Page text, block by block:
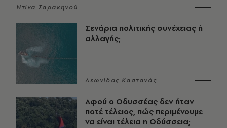
Ντίνα Σαρακηνού
Σενάρια πολιτικής συνέχειας ή
αλλαγής;
Λεωνίδας Καστανάς
Αφού ο Οδυσσέας δεν ήταν
ποτέ τέλειος, πώς περιμένουμε
να είναι τέλεια η Οδύσσεια;